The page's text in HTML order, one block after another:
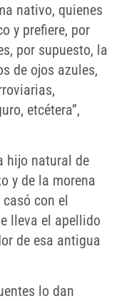
nativo, quienes
y prefiere, por
por supuesto, la
de ojos azules,
etcétera”,
hijo natural de
y de la morena
casó con el
lleva el apellido
de esa antigua
lo dan